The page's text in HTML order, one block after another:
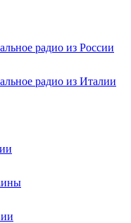
радио из России
радио из Италии